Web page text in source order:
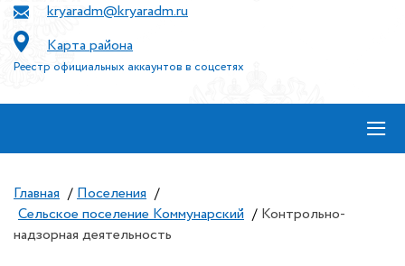
kryaradm@kryaradm.ru
Карта района
Реестр официальных аккаунтов в соцсетях
≡
Главная / Поселения /
Сельское поселение Коммунарский / Контрольно-
надзорная деятельность